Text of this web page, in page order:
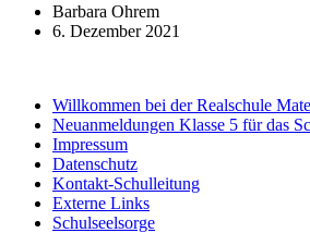
Barbara Ohrem
6. Dezember 2021
Willkommen bei der Realschule
Neuanmeldungen Klasse 5 für das
Impressum
Datenschutz
Kontakt-Schulleitung
Externe Links
Schulseelsorge